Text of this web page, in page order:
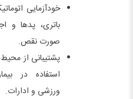
خودآزمایی
باتری، پدها و
صورت نقص.
پشتیبانی از
استفاده در
ورزشی و ادارات.